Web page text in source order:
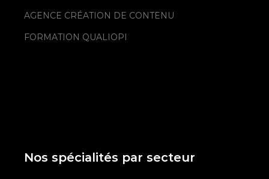
Nos spécialités par secteur
AGENCE CRÉATION DE CONTENU
FORMATION QUALIOPI